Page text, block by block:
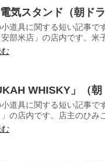
気スタンド（朝ド
小道具に関する短い記事
部米店」の店内です。米
WHISKY」（朝
小道具に関する短い記事
」の店内です。店主のひ